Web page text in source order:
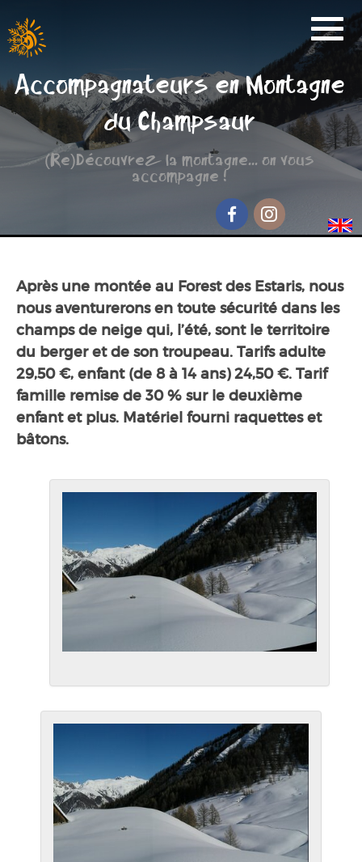
Accompagnateurs en Montagne
du Champsaur
(Re)Découvrez la montagne... on vous
accompagne !
FacebookInstagram
Activités
Réservation
Nos Partenaires
Scolaire
Groupe de randonnée
Séjour jeunesse
Contact et accès
Après une montée au Forest des Estaris, nous
nous aventurerons en toute sécurité dans les
champs de neige qui, l’été, sont le territoire
du berger et de son troupeau. Tarifs adulte
29,50 €, enfant (de 8 à 14 ans) 24,50 €. Tarif
famille remise de 30 % sur le deuxième
enfant et plus. Matériel fourni raquettes et
bâtons.